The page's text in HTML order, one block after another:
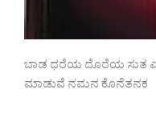
ಬಾಡ ಧರೆಯ ದೊರೆಯ ಸುತ
ಮಾಡುವೆ ನಮನ ಕೊನೆತನಕ